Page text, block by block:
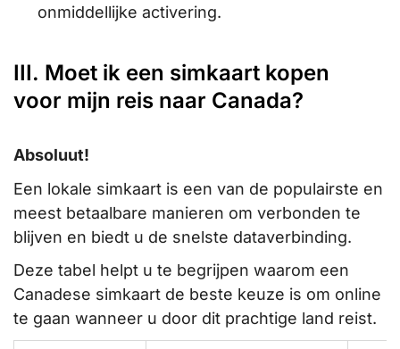
onmiddellijke activering.
III. Moet ik een simkaart kopen
voor mijn reis naar Canada?
Absoluut!
Een lokale simkaart is een van de populairste en
meest betaalbare manieren om verbonden te
blijven en biedt u de snelste dataverbinding.
Deze tabel helpt u te begrijpen waarom een
Canadese simkaart de beste keuze is om online
te gaan wanneer u door dit prachtige land reist.